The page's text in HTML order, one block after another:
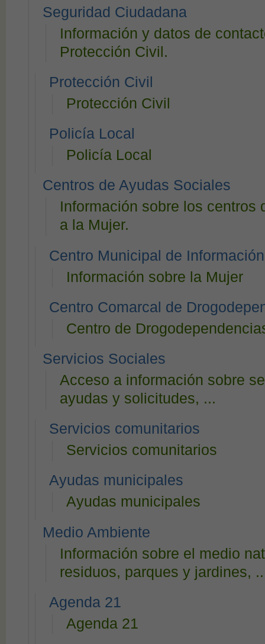
Seguridad Ciudadana
Información y datos de
Protección Civil.
Protección Civil
Protección Civil
Policía Local
Policía Local
Centros de Ayudas Sociales
Información sobre los centros
a la Mujer.
Centro Municipal de
Información sobre la Mujer
Centro Comarcal de
Centro de
Servicios Sociales
Acceso a información sobre
ayudas y solicitudes, ...
Servicios comunitarios
Servicios comunitarios
Ayudas municipales
Ayudas municipales
Medio Ambiente
Información sobre el medio
residuos, parques y jardines,
Agenda 21
Agenda 21